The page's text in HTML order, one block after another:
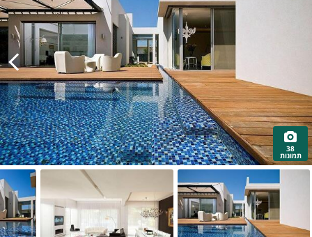
38
תמונות